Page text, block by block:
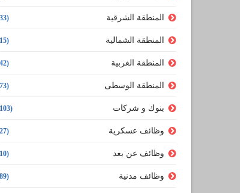
المنطقة الشرقية (33)
المنطقة الشمالية (15)
المنطقة الغربية (42)
المنطقة الوسطى (73)
بنوك و شركات (103)
وظائف عسكرية (27)
وظائف عن بعد (10)
وظائف مدنية (89)